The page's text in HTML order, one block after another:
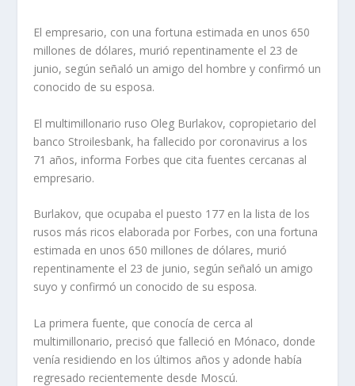
El empresario, con una fortuna estimada en unos 650
millones de dólares, murió repentinamente el 23 de
junio, según señaló un amigo del hombre y confirmó un
conocido de su esposa.
El multimillonario ruso Oleg Burlakov, copropietario del
banco Stroilesbank, ha fallecido por coronavirus a los
71 años, informa Forbes que cita fuentes cercanas al
empresario.
Burlakov, que ocupaba el puesto 177 en la lista de los
rusos más ricos elaborada por Forbes, con una fortuna
estimada en unos 650 millones de dólares, murió
repentinamente el 23 de junio, según señaló un amigo
suyo y confirmó un conocido de su esposa.
La primera fuente, que conocía de cerca al
multimillonario, precisó que falleció en Mónaco, donde
venía residiendo en los últimos años y adonde había
regresado recientemente desde Moscú.